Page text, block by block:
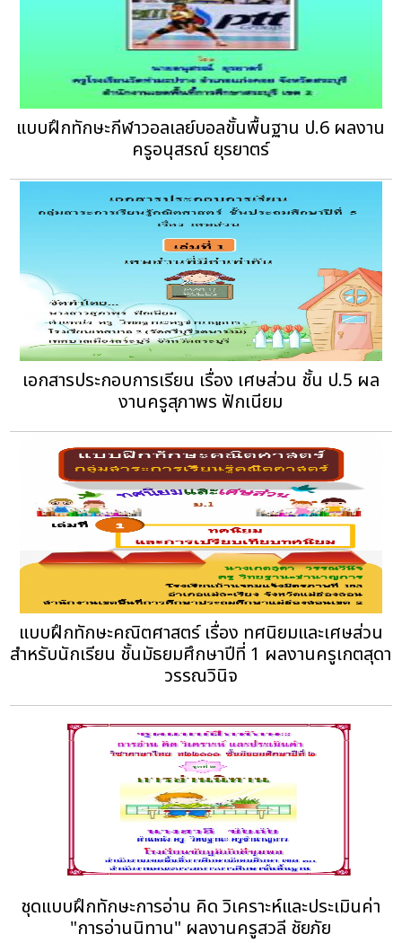
แบบฝึกทักษะกีฬาวอลเลย์บอลขั้นพื้นฐาน ป.6 ผลงาน
ครูอนุสรณ์ ยุรยาตร์
เอกสารประกอบการเรียน เรื่อง เศษส่วน ชั้น ป.5 ผล
งานครูสุภาพร ฟักเนียม
แบบฝึกทักษะคณิตศาสตร์ เรื่อง ทศนิยมและเศษส่วน
สำหรับนักเรียน ชั้นมัธยมศึกษาปีที่ 1 ผลงานครูเกตสุดา
วรรณวินิจ
ชุดแบบฝึกทักษะการอ่าน คิด วิเคราะห์และประเมินค่า
"การอ่านนิทาน" ผลงานครูสวลี ชัยภัย